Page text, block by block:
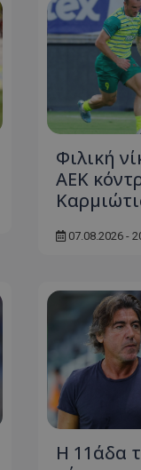
Φιλική
ΑΕΚ
07.08.2026 -
Η 11άδα